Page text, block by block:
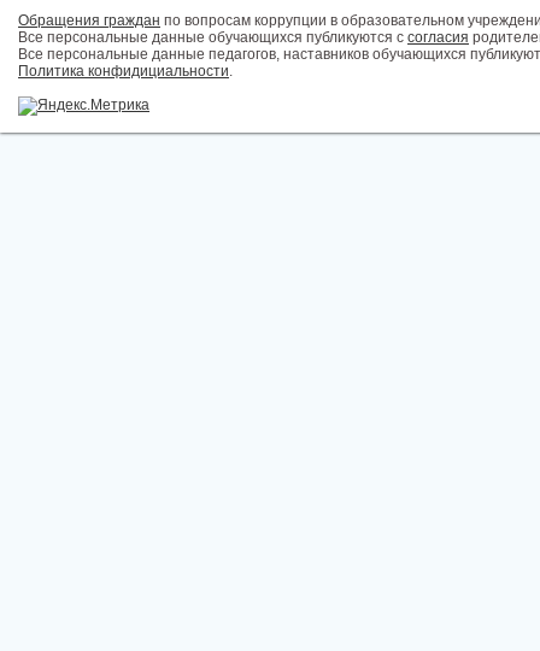
Обращения граждан по вопросам коррупции в образовательном
Все персональные данные обучающихся публикуются с согласия
Все персональные данные педагогов, наставников обучающихся
Политика конфидициальности.